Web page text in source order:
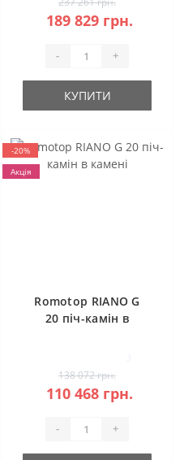
189 829 грн.
- +
КУПИТИ
-20%
Акція
Romotop RIANO G
20 піч-камін в
138 072 грн.
110 468 грн.
- +